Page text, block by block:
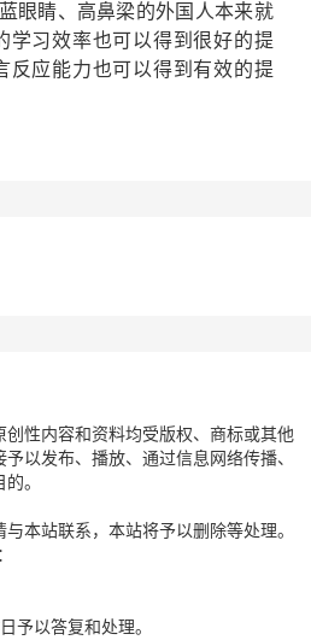
眼睛、高鼻梁的外国人本来就
学习效率也可以得到很好的提
反应能力也可以得到有效的提
性内容和资料均受版权、商标或其他
以发布、播放、通过信息网络传播、
。
本站联系，本站将予以删除等处理。
予以答复和处理。